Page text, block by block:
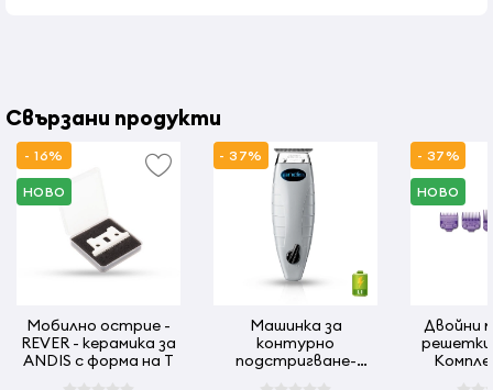
Свързани продукти
- 16%
НОВО
Мобилно острие -
REVER - керамика за
ANDIS с форма на T
- 37%
Машинка за
контурно
подстригване-
- 37%
НОВО
Двойни
решетки